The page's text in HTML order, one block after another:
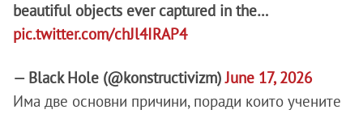
beautiful objects ever captured in the…
pic.twitter.com/chJl4IRAP4
— Black Hole (@konstructivizm)June 17, 2026
Има две основни причини, поради които учените